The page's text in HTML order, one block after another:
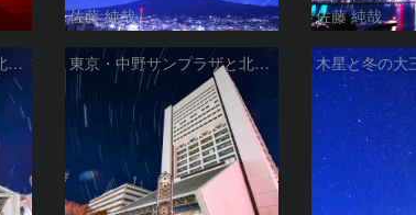
佐藤 純哉 佐藤 純哉
東京・中野サンプラザと北天の日周運動 東京・中野サンプラザと北天の日周運動